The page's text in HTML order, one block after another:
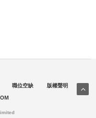
職位空缺 版權聲明